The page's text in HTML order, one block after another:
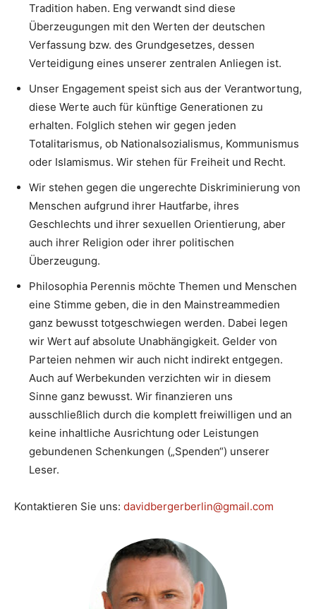
Tradition haben. Eng verwandt sind diese
Überzeugungen mit den Werten der deutschen
Verfassung bzw. des Grundgesetzes, dessen
Verteidigung eines unserer zentralen Anliegen ist.
Unser Engagement speist sich aus der Verantwortung,
diese Werte auch für künftige Generationen zu
erhalten. Folglich stehen wir gegen jeden
Totalitarismus, ob Nationalsozialismus, Kommunismus
oder Islamismus. Wir stehen für Freiheit und Recht.
Wir stehen gegen die ungerechte Diskriminierung von
Menschen aufgrund ihrer Hautfarbe, ihres
Geschlechts und ihrer sexuellen Orientierung, aber
auch ihrer Religion oder ihrer politischen
Überzeugung.
Philosophia Perennis möchte Themen und Menschen
eine Stimme geben, die in den Mainstreammedien
ganz bewusst totgeschwiegen werden. Dabei legen
wir Wert auf absolute Unabhängigkeit. Gelder von
Parteien nehmen wir auch nicht indirekt entgegen.
Auch auf Werbekunden verzichten wir in diesem
Sinne ganz bewusst. Wir finanzieren uns
ausschließlich durch die komplett freiwilligen und an
keine inhaltliche Ausrichtung oder Leistungen
gebundenen Schenkungen („Spenden“) unserer
Leser.
Kontaktieren Sie uns: davidbergerberlin@gmail.com